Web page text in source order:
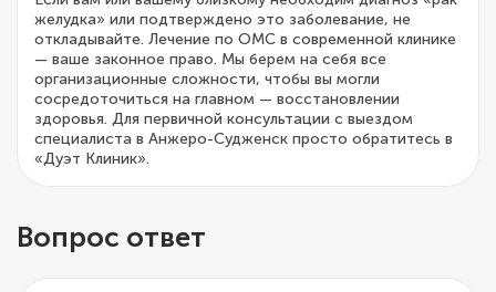
желудка» или подтверждено это заболевание, не
откладывайте. Лечение по ОМС в современной клинике
— ваше законное право. Мы берем на себя все
организационные сложности, чтобы вы могли
сосредоточиться на главном — восстановлении
здоровья. Для первичной консультации с выездом
специалиста в Анжеро-Судженск просто обратитесь в
«Дуэт Клиник».
Вопрос ответ